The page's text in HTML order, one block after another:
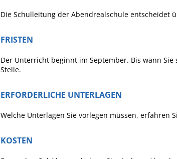
Die Schulleitung der Abendrealschule
FRISTEN
Der Unterricht beginnt im September. Bis wann
Stelle.
ERFORDERLICHE UNTERLAGEN
Welche Unterlagen Sie vorlegen müssen, erfahren
KOSTEN